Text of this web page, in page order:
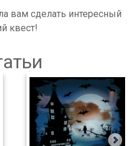
вам сделать интересный
квест!